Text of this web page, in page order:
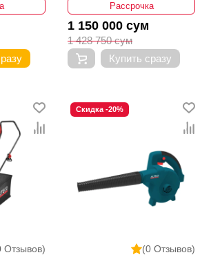
Рассрочка
1 150 000 сум
1 428 750 сум
Купить сразу
Отзывов) (0 Отзывов)
Скидка -20%